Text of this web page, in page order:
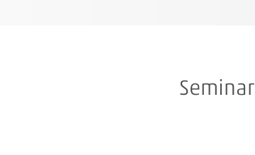
Seminar